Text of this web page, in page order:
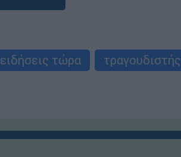
ειδήσεις τώρα τραγουδιστής